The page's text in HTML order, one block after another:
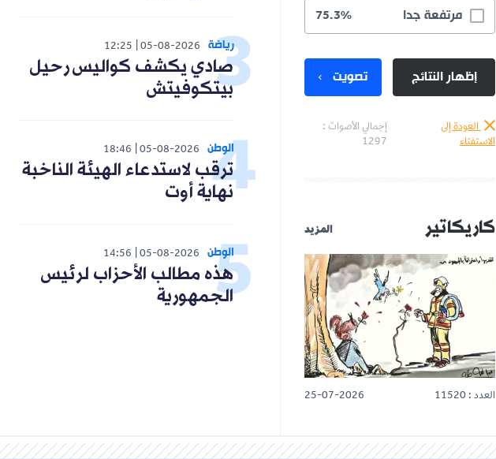
مرتفعة جدا 75.3%
إظهار النتائج تصويت
العودة إلى
الاستفتاء
إجمالي الأصوات :
1297
كاريكاتير المزيد
العدد : 11520 25-07-2026
رياضة 05-08-2026
12:25
صادي يكشف كواليس رحيل
بيتكوفيتش
الوطن 05-08-2026
18:46
ترقب لاستدعاء الهيئة الناخبة
نهاية أوت
الوطن 05-08-2026
14:56
هذه مطالب الأحزاب لرئيس
الجمهورية